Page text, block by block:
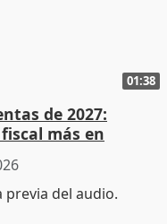
01:38
de 2027:
más en